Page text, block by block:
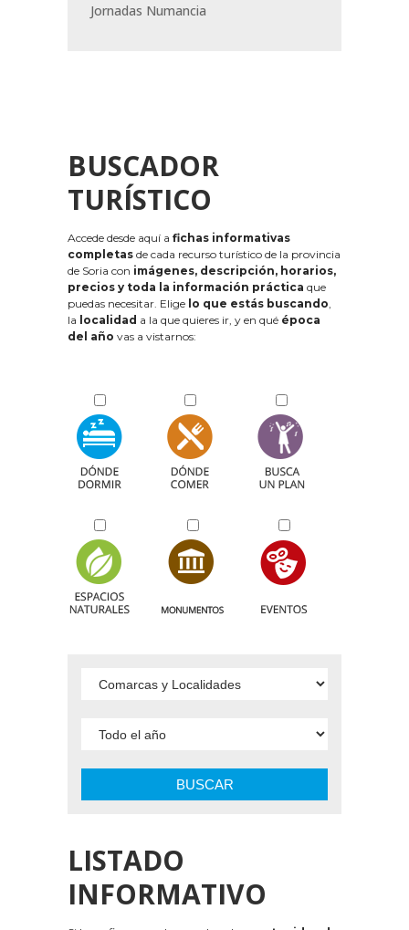
Jornadas Numancia
BUSCADOR
TURÍSTICO
Accede desde aquí a fichas informativas
completas de cada recurso turístico de la provincia
de Soria con imágenes, descripción, horarios,
precios y toda la información práctica que
puedas necesitar. Elige lo que estás buscando,
la localidad a la que quieres ir, y en qué época
del año vas a vistarnos:
BUSCAR
LISTADO
INFORMATIVO